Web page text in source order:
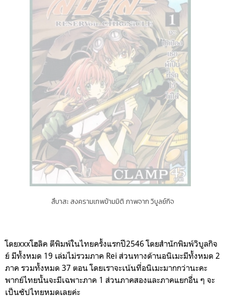
สึบาสะ สงครามเทพข้ามมิติ ภาพจาก วิบูลย์กิจ
โดยxxxโฮลิค ตีพิมพ์ในไทยครั้งแรกปี2546 โดยสำนักพิมพ์วิบูลกิจ
ย์ มีทั้งหมด 19 เล่มไม่รวมภาค Rei ส่วนทางด้านอนิเมะมีทั้งหมด 2
ภาค รวมทั้งหมด 37 ตอน โดยเราจะเน้นที่อนิเมะมากกว่านะคะ
พากย์ไทยนั้นจะมีเฉพาะภาค 1 ส่วนภาคสองและภาคแยกอื่น ๆ จะ
เป็นซัปไทยหมดเลยค่ะ